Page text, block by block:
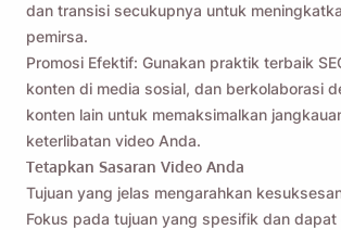
dan transisi secukupnya untuk
pemirsa.
Promosi Efektif: Gunakan praktik terbaik
konten di media sosial, dan berkolaborasi
konten lain untuk memaksimalkan
keterlibatan video Anda.
Tetapkan Sasaran Video Anda
Tujuan yang jelas mengarahkan
Fokus pada tujuan yang spesifik dan